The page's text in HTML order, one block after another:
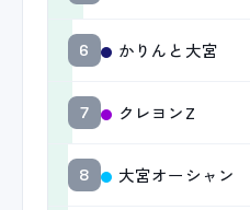
6 かりんと大宮
7 クレヨンZ
8 大宮オーシャン